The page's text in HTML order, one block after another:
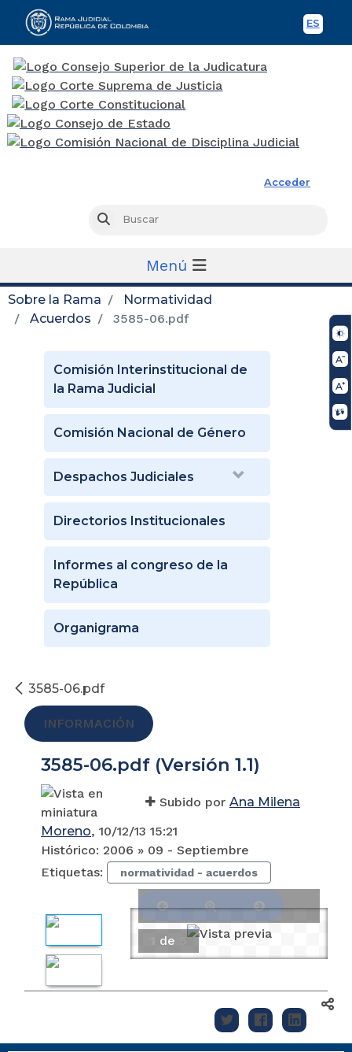
ES
Acceder
Buscar
Menú
Sobre la Rama
Normatividad
Acuerdos
3585-06.pdf
Comisión Interinstitucional de
la Rama Judicial
Comisión Nacional de Género
Despachos Judiciales
Directorios Institucionales
Informes al congreso de la
República
Organigrama
3585-06.pdf
INFORMACIÓN
3585-06.pdf (Versión 1.1)
Subido por Ana Milena
Moreno, 10/12/13 15:21
Histórico: 2006 » 09 - Septiembre
Etiquetas:
normatividad - acuerdos
de